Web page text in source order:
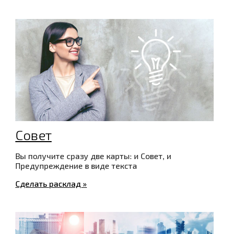
Совет
Вы получите сразу две карты: и Совет, и
Предупреждение в виде текста
Сделать расклад »